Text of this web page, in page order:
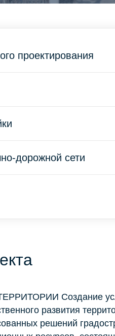
проектирования
дорожной сети
Создание
развития
решений